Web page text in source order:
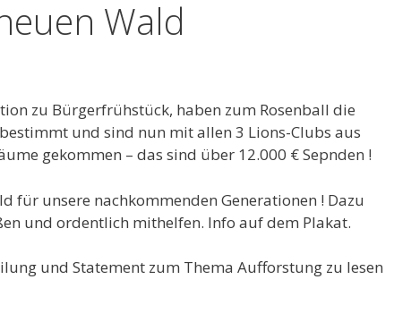
Wald
zu Bürgerfrühstück, haben zum Rosenball die
und sind nun mit allen 3 Lions-Clubs aus
gekommen – das sind über 12.000 € Sepnden !
für unsere nachkommenden Generationen ! Dazu
und ordentlich mithelfen. Info auf dem Plakat.
und Statement zum Thema Aufforstung zu lesen